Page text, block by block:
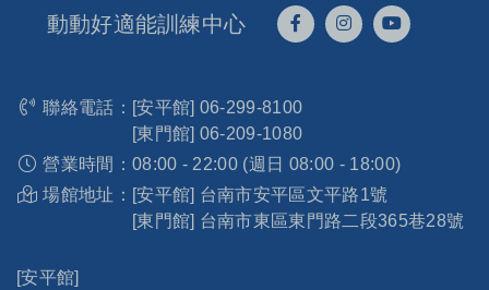
動動好適能訓練中心
聯絡電話： [安平館] 06-299-8100
[東門館] 06-209-1080
營業時間： 08:00 - 22:00 (週日 08:00 - 18:00)
場館地址： [安平館] 台南市安平區文平路1號
[東門館] 台南市東區東門路二段365巷28號
[安平館]